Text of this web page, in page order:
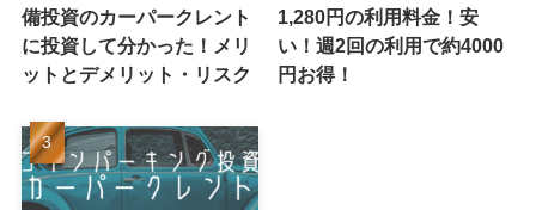
備投資のカーパークレント
に投資して分かった！メリ
ットとデメリット・リスク
1,280円の利用料金！安
い！週2回の利用で約4000
円お得！